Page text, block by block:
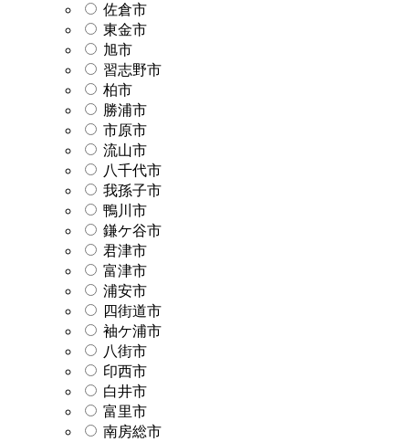
佐倉市
東金市
旭市
習志野市
柏市
勝浦市
市原市
流山市
八千代市
我孫子市
鴨川市
鎌ケ谷市
君津市
富津市
浦安市
四街道市
袖ケ浦市
八街市
印西市
白井市
富里市
南房総市